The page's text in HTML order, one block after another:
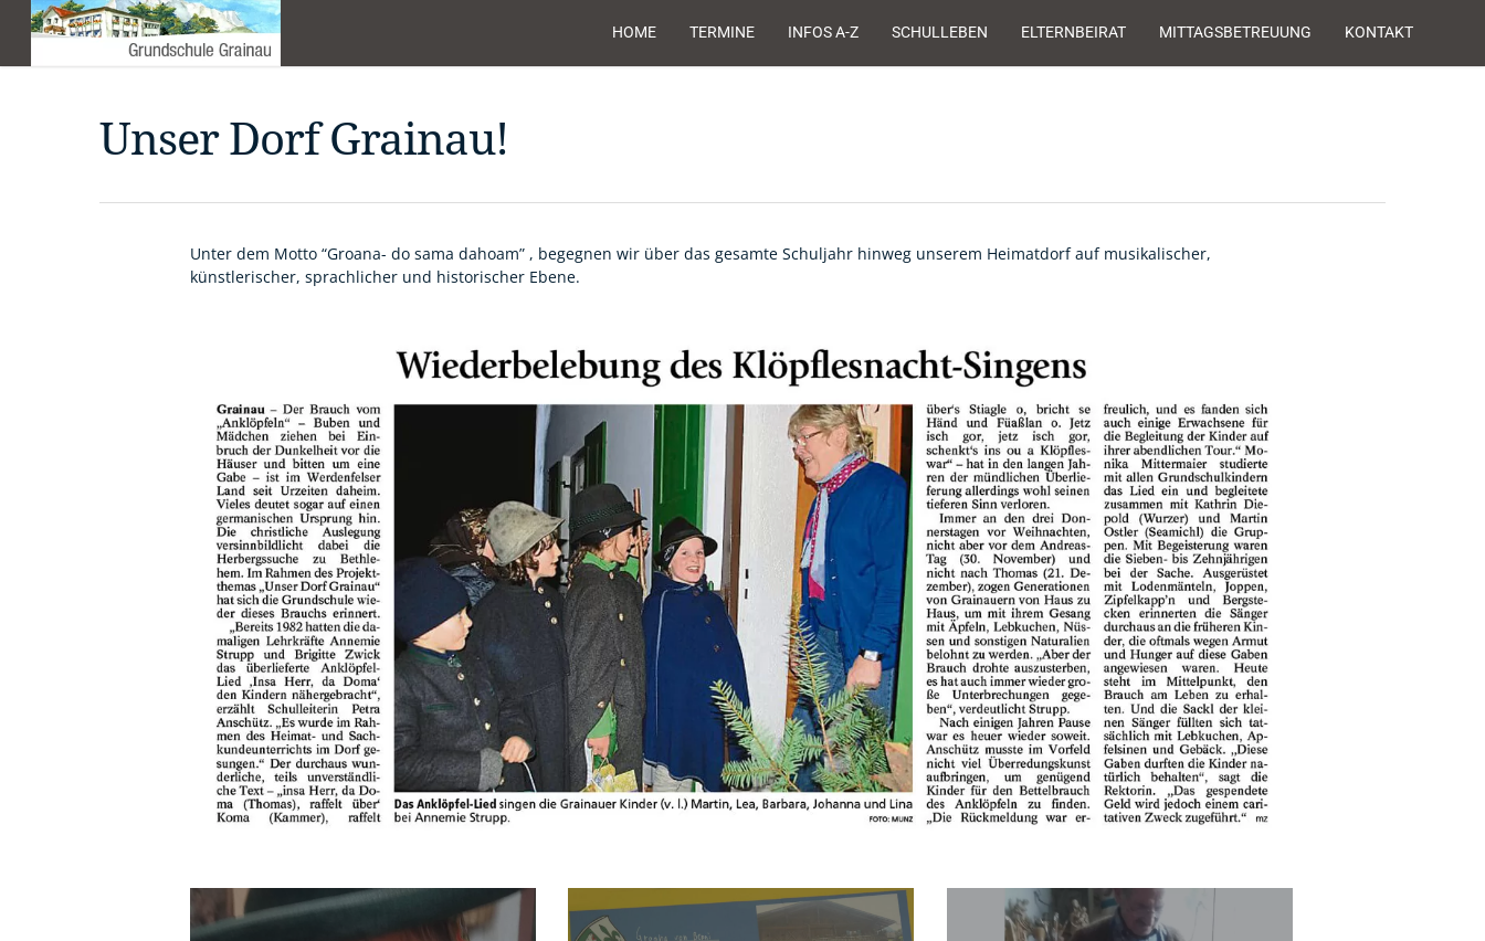
HOME TERMINE INFOS A-Z SCHULLEBEN ELTERNBEIRAT MITTAGSBETREUUNG KONTAKT
Unser Dorf Grainau!
Unter dem Motto “Groana- do sama dahoam” , begegnen wir über das gesamte Schuljahr hinweg unserem Heimatdorf auf musikalischer,
künstlerischer, sprachlicher und historischer Ebene.